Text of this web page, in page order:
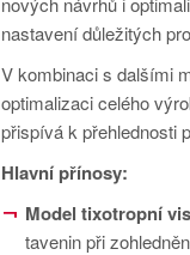
nastavení důležitých
V kombinaci s dalšími
optimalizaci celého
přispívá k přehlednosti
Hlavní přínosy:
Model tixotropní
tavenin při